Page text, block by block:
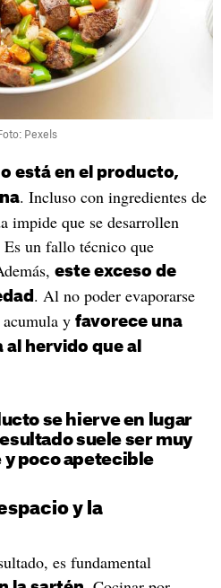
Pexels
está en el producto,
. Incluso con ingredientes de
impide que se desarrollen
Es un fallo técnico que
este exceso de
. Al no poder evaporarse
y favorece una
hervido que al
se hierve en lugar
suele ser muy
poco apetecible
y la
es fundamental